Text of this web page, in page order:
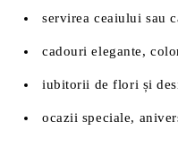
servirea ceaiului sau
cadouri elegante,
iubitorii de flori și
ocazii speciale,